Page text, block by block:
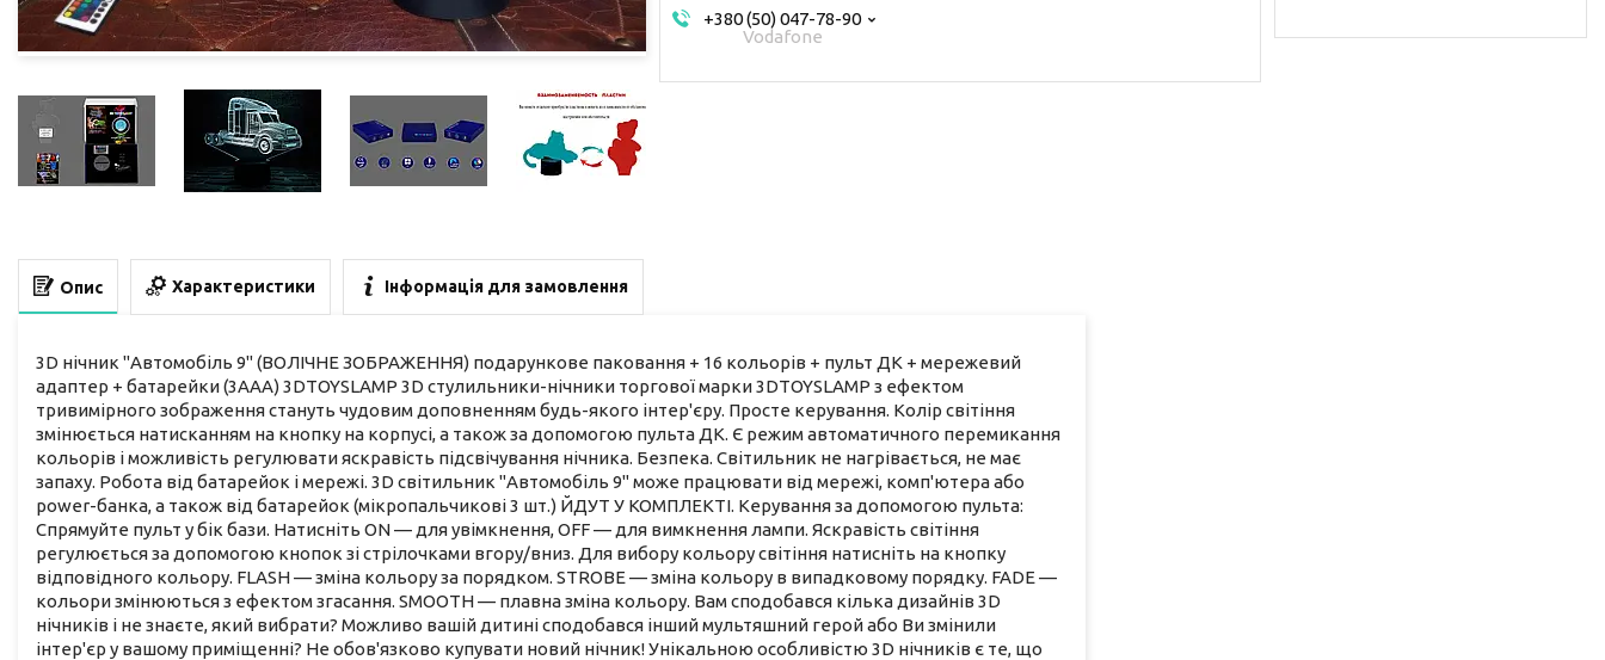
+380 (50) 047-78-90
Vodafone
Опис Характеристики Інформація для замовлення
3D нічник "Автомобіль 9" (ВОЛІЧНЕ ЗОБРАЖЕННЯ) подарункове паковання + 16 кольорів + пульт ДК + мережевий
адаптер + батарейки (3ААА) 3DTOYSLAMP 3D стулильники-нічники торгової марки 3DTOYSLAMP з ефектом
тривимірного зображення стануть чудовим доповненням будь-якого інтер'єру. Просте керування. Колір світіння
змінюється натисканням на кнопку на корпусі, а також за допомогою пульта ДК. Є режим автоматичного перемикання
кольорів і можливість регулювати яскравість підсвічування нічника. Безпека. Світильник не нагрівається, не має
запаху. Робота від батарейок і мережі. 3D світильник "Автомобіль 9" може працювати від мережі, комп'ютера або
power-банка, а також від батарейок (мікропальчикові 3 шт.) ЙДУТ У КОМПЛЕКТІ. Керування за допомогою пульта:
Спрямуйте пульт у бік бази. Натисніть ON — для увімкнення, OFF — для вимкнення лампи. Яскравість світіння
регулюється за допомогою кнопок зі стрілочками вгору/вниз. Для вибору кольору світіння натисніть на кнопку
відповідного кольору. FLASH — зміна кольору за порядком. STROBE — зміна кольору в випадковому порядку. FADE —
кольори змінюються з ефектом згасання. SMOOTH — плавна зміна кольору. Вам сподобався кілька дизайнів 3D
нічників і не знаєте, який вибрати? Можливо вашій дитині сподобався інший мультяшний герой або Ви змінили
інтер'єр у вашому приміщенні? Не обов'язково купувати новий нічник! Унікальною особливістю 3D нічників є те, що